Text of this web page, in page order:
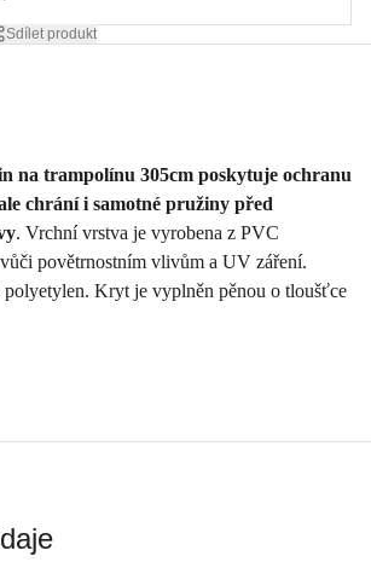
Sdílet produkt
na trampolínu 305cm poskytuje ochranu
chrání i samotné pružiny před
. Vrchní vrstva je vyrobena z PVC
povětrnostním vlivům a UV záření.
polyetylen. Kryt je vyplněn pěnou o tloušťce